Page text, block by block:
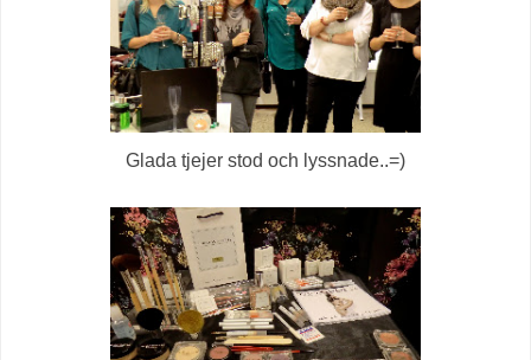
Glada tjejer stod och lyssnade..=)